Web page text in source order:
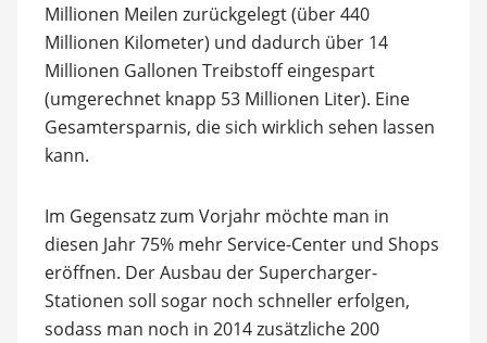
Millionen Meilen zurückgelegt (über 440
Millionen Kilometer) und dadurch über 14
Millionen Gallonen Treibstoff eingespart
(umgerechnet knapp 53 Millionen Liter). Eine
Gesamtersparnis, die sich wirklich sehen lassen
kann.
Im Gegensatz zum Vorjahr möchte man in
diesen Jahr 75% mehr Service-Center und Shops
eröffnen. Der Ausbau der Supercharger-
Stationen soll sogar noch schneller erfolgen,
sodass man noch in 2014 zusätzliche 200